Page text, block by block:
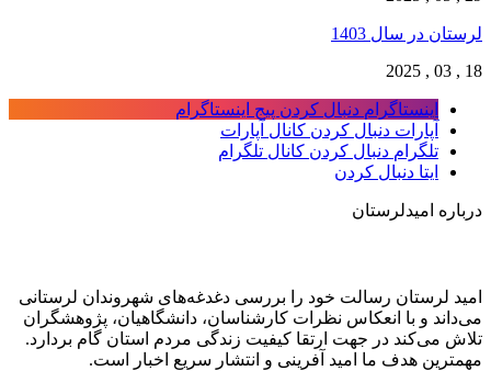
لرستان در سال 1403
18 , 03 , 2025
اینستاگرام دنبال کردن پیج اینستاگرام
آپارات دنبال کردن کانال آپارات
تلگرام دنبال کردن کانال تلگرام
ایتا دنبال کردن
درباره امیدلرستان
امید لرستان رسالت خود را بررسی دغدغه‌های شهروندان لرستانی
می‌داند و با انعکاس نظرات کارشناسان، دانشگاهیان، پژوهشگران
تلاش می‌کند در جهت ارتقا کیفیت زندگی مردم استان گام بردارد.
مهمترین هدف ما امید آفرینی و انتشار سریع اخبار است.